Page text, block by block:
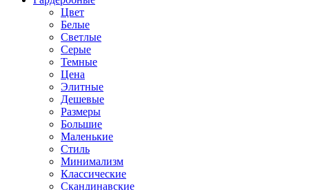
Цвет
Белые
Светлые
Серые
Темные
Цена
Элитные
Дешевые
Размеры
Большие
Маленькие
Стиль
Минимализм
Классические
Скандинавские